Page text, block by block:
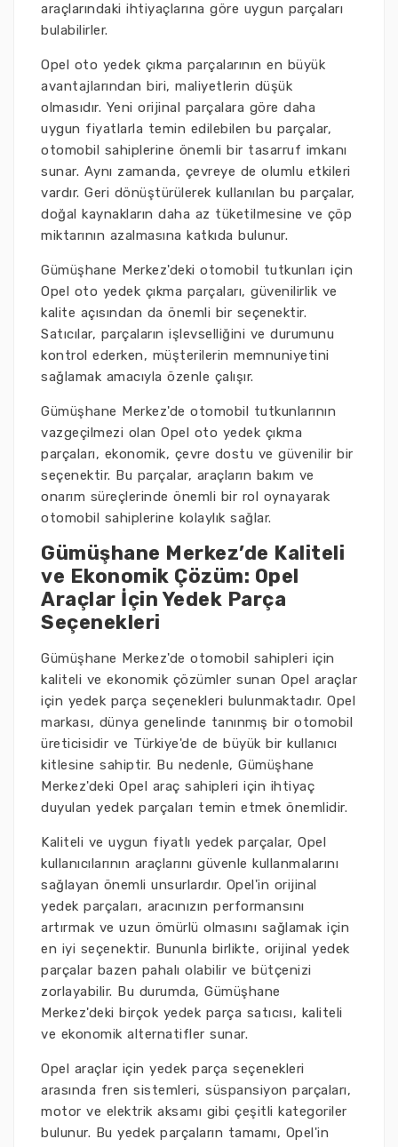
araçlarındaki ihtiyaçlarına göre uygun parçaları
bulabilirler.
Opel oto yedek çıkma parçalarının en büyük
avantajlarından biri, maliyetlerin düşük
olmasıdır. Yeni orijinal parçalara göre daha
uygun fiyatlarla temin edilebilen bu parçalar,
otomobil sahiplerine önemli bir tasarruf imkanı
sunar. Aynı zamanda, çevreye de olumlu etkileri
vardır. Geri dönüştürülerek kullanılan bu parçalar,
doğal kaynakların daha az tüketilmesine ve çöp
miktarının azalmasına katkıda bulunur.
Gümüşhane Merkez'deki otomobil tutkunları için
Opel oto yedek çıkma parçaları, güvenilirlik ve
kalite açısından da önemli bir seçenektir.
Satıcılar, parçaların işlevselliğini ve durumunu
kontrol ederken, müşterilerin memnuniyetini
sağlamak amacıyla özenle çalışır.
Gümüşhane Merkez'de otomobil tutkunlarının
vazgeçilmezi olan Opel oto yedek çıkma
parçaları, ekonomik, çevre dostu ve güvenilir bir
seçenektir. Bu parçalar, araçların bakım ve
onarım süreçlerinde önemli bir rol oynayarak
otomobil sahiplerine kolaylık sağlar.
Gümüşhane Merkez’de Kaliteli
ve Ekonomik Çözüm: Opel
Araçlar İçin Yedek Parça
Seçenekleri
Gümüşhane Merkez'de otomobil sahipleri için
kaliteli ve ekonomik çözümler sunan Opel araçlar
için yedek parça seçenekleri bulunmaktadır. Opel
markası, dünya genelinde tanınmış bir otomobil
üreticisidir ve Türkiye'de de büyük bir kullanıcı
kitlesine sahiptir. Bu nedenle, Gümüşhane
Merkez'deki Opel araç sahipleri için ihtiyaç
duyulan yedek parçaları temin etmek önemlidir.
Kaliteli ve uygun fiyatlı yedek parçalar, Opel
kullanıcılarının araçlarını güvenle kullanmalarını
sağlayan önemli unsurlardır. Opel'in orijinal
yedek parçaları, aracınızın performansını
artırmak ve uzun ömürlü olmasını sağlamak için
en iyi seçenektir. Bununla birlikte, orijinal yedek
parçalar bazen pahalı olabilir ve bütçenizi
zorlayabilir. Bu durumda, Gümüşhane
Merkez'deki birçok yedek parça satıcısı, kaliteli
ve ekonomik alternatifler sunar.
Opel araçlar için yedek parça seçenekleri
arasında fren sistemleri, süspansiyon parçaları,
motor ve elektrik aksamı gibi çeşitli kategoriler
bulunur. Bu yedek parçaların tamamı, Opel'in